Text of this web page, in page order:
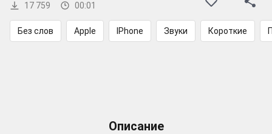
17 759 00:01
Без слов Apple IPhone Звуки Короткие
Описание